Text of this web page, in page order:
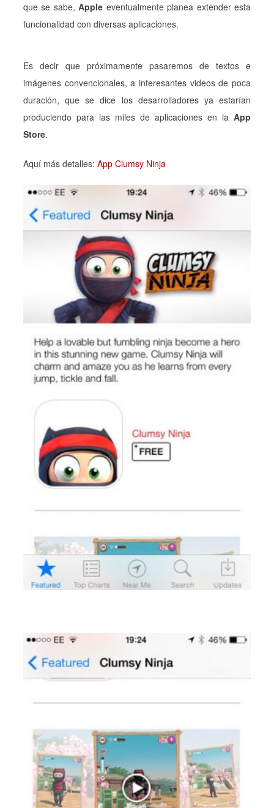
que se sabe, Apple eventualmente planea extender esta
funcionalidad con diversas aplicaciones.
Es decir que próximamente pasaremos de textos e
imágenes convencionales, a interesantes videos de poca
duración, que se dice los desarrolladores ya estarían
produciendo para las miles de aplicaciones en la App
Store.
Aquí más detalles: App Clumsy Ninja